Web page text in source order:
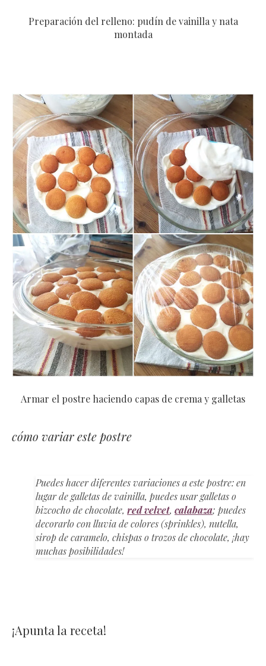
Preparación del relleno: pudín de vainilla y nata
montada
Armar el postre haciendo capas de crema y galletas
cómo variar este postre
Puedes hacer diferentes variaciones a este postre: en
lugar de galletas de vainilla, puedes usar galletas o
bizcocho de chocolate, red velvet, calabaza; puedes
decorarlo con lluvia de colores (sprinkles), nutella,
sirop de caramelo, chispas o trozos de chocolate, ¡hay
muchas posibilidades!
¡Apunta la receta!